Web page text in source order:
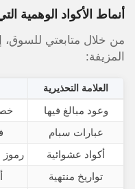
أنماط الأكواد الوهمية
من خلال متابعتي للسوق،
المزيفة:
العلامة التحذيرية
وعود مبالغ فيها خصم 80%
عبارات سبام
أكواد عشوائية
رموز
تواريخ منتهية